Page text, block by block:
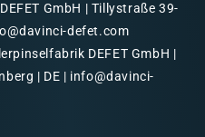
GmbH | Tillystraße 39-
defet.com
DEFET GmbH |
| DE | info@davinci-